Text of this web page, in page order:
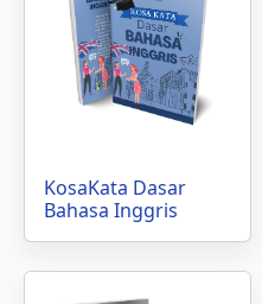
KosaKata Dasar
Bahasa Inggris